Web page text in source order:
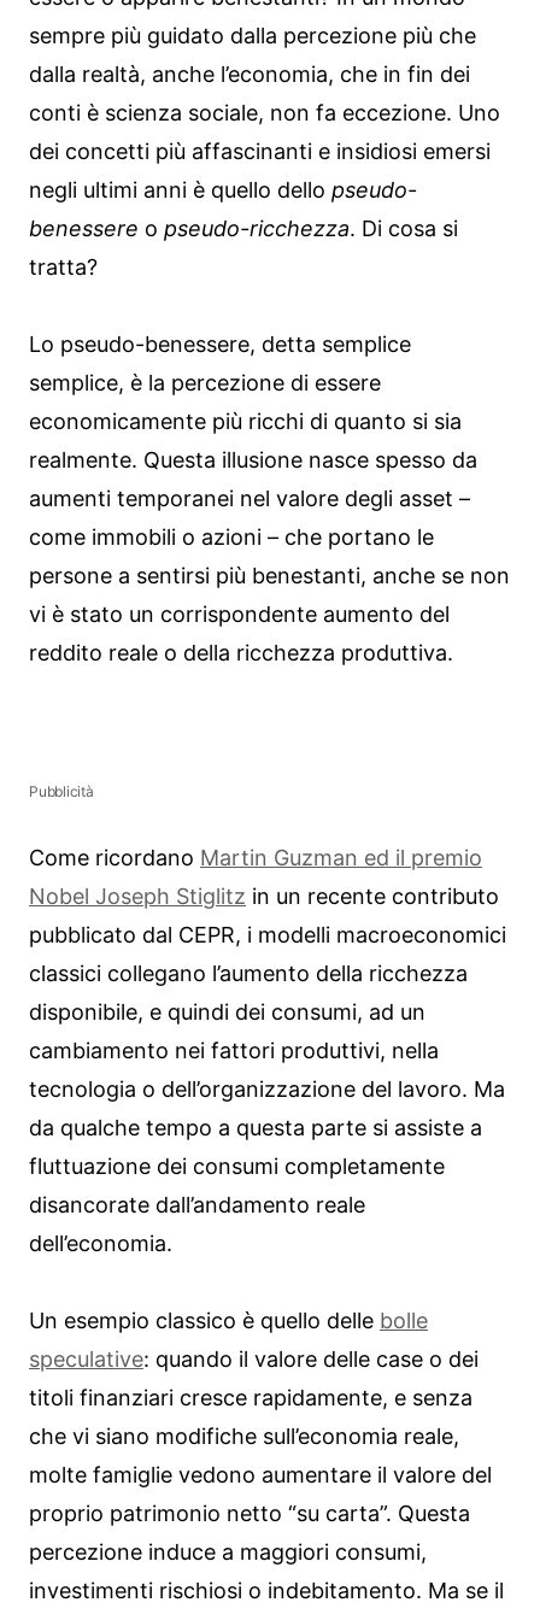
sempre più guidato dalla percezione più che
dalla realtà, anche l’economia, che in fin dei
conti è scienza sociale, non fa eccezione. Uno
dei concetti più affascinanti e insidiosi emersi
negli ultimi anni è quello dello pseudo-
benessere o pseudo-ricchezza. Di cosa si
tratta?
Lo pseudo-benessere, detta semplice
semplice, è la percezione di essere
economicamente più ricchi di quanto si sia
realmente. Questa illusione nasce spesso da
aumenti temporanei nel valore degli asset –
come immobili o azioni – che portano le
persone a sentirsi più benestanti, anche se non
vi è stato un corrispondente aumento del
reddito reale o della ricchezza produttiva.
Pubblicità
Come ricordano Martin Guzman ed il premio
Nobel Joseph Stiglitz in un recente contributo
pubblicato dal CEPR, i modelli macroeconomici
classici collegano l’aumento della ricchezza
disponibile, e quindi dei consumi, ad un
cambiamento nei fattori produttivi, nella
tecnologia o dell’organizzazione del lavoro. Ma
da qualche tempo a questa parte si assiste a
fluttuazione dei consumi completamente
disancorate dall’andamento reale
dell’economia.
Un esempio classico è quello delle bolle
speculative: quando il valore delle case o dei
titoli finanziari cresce rapidamente, e senza
che vi siano modifiche sull’economia reale,
molte famiglie vedono aumentare il valore del
proprio patrimonio netto “su carta”. Questa
percezione induce a maggiori consumi,
investimenti rischiosi o indebitamento. Ma se il